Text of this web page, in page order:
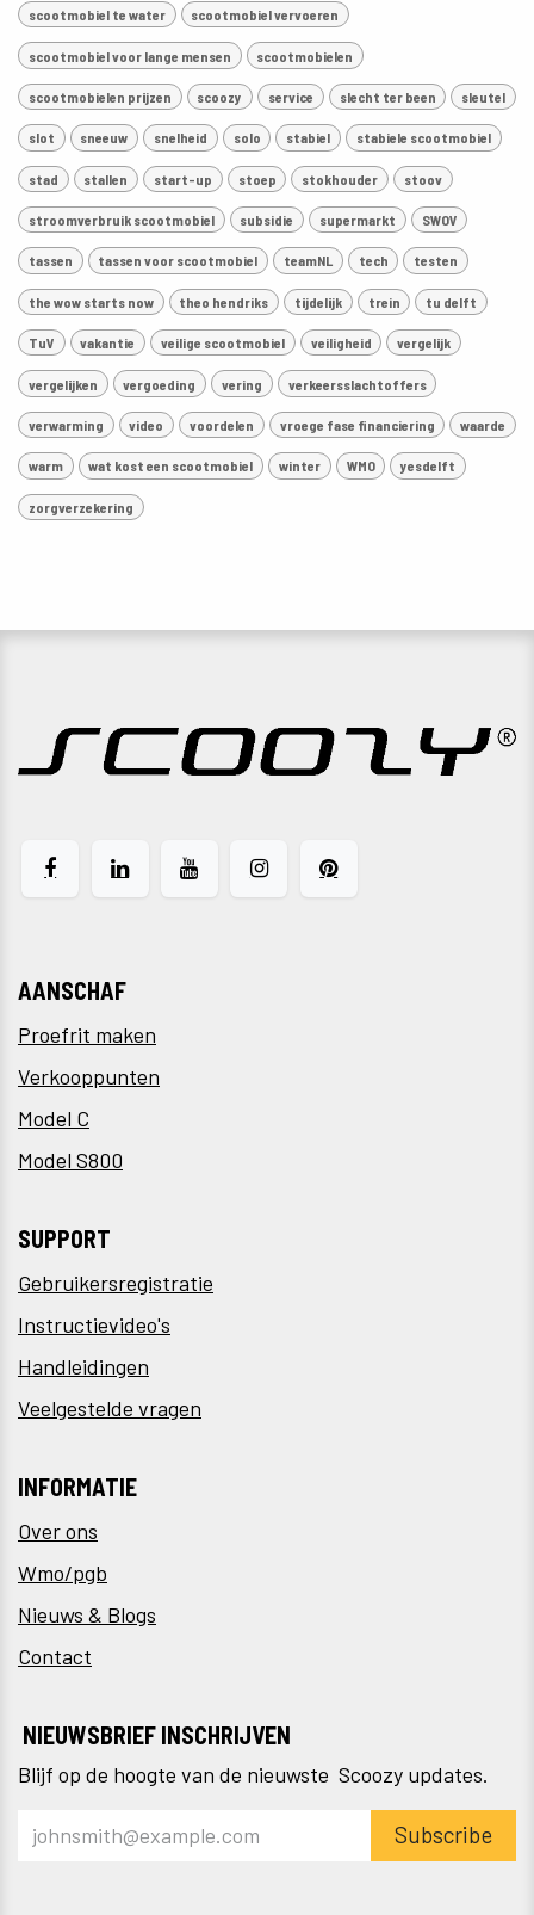
scootmobiel te water scootmobiel vervoeren
scootmobiel voor lange mensen scootmobielen
scootmobielen prijzen scoozy service slecht ter been sleutel
slot sneeuw snelheid solo stabiel stabiele scootmobiel
stad stallen start-up stoep stokhouder stoov
stroomverbruik scootmobiel subsidie supermarkt SWOV
tassen tassen voor scootmobiel teamNL tech testen
the wow starts now theo hendriks tijdelijk trein tu delft
TuV vakantie veilige scootmobiel veiligheid vergelijk
vergelijken vergoeding vering verkeersslachtoffers
verwarming video voordelen vroege fase financiering waarde
warm wat kost een scootmobiel winter WMO yesdelft
zorgverzekering
AANSCHAF
Proefrit maken
Verkooppunten
Model C
Model S800
SUPPORT
Gebruikersregistratie
Instructievideo's
Handleidingen
Veelgestelde vragen
INFORMATIE
Over ons
Wmo/pgb
Nieuws & Blogs
Contact
NIEUWSBRIEF INSCHRIJVEN
Blijf op de hoogte van de nieuwste Scoozy updates.
Subscribe